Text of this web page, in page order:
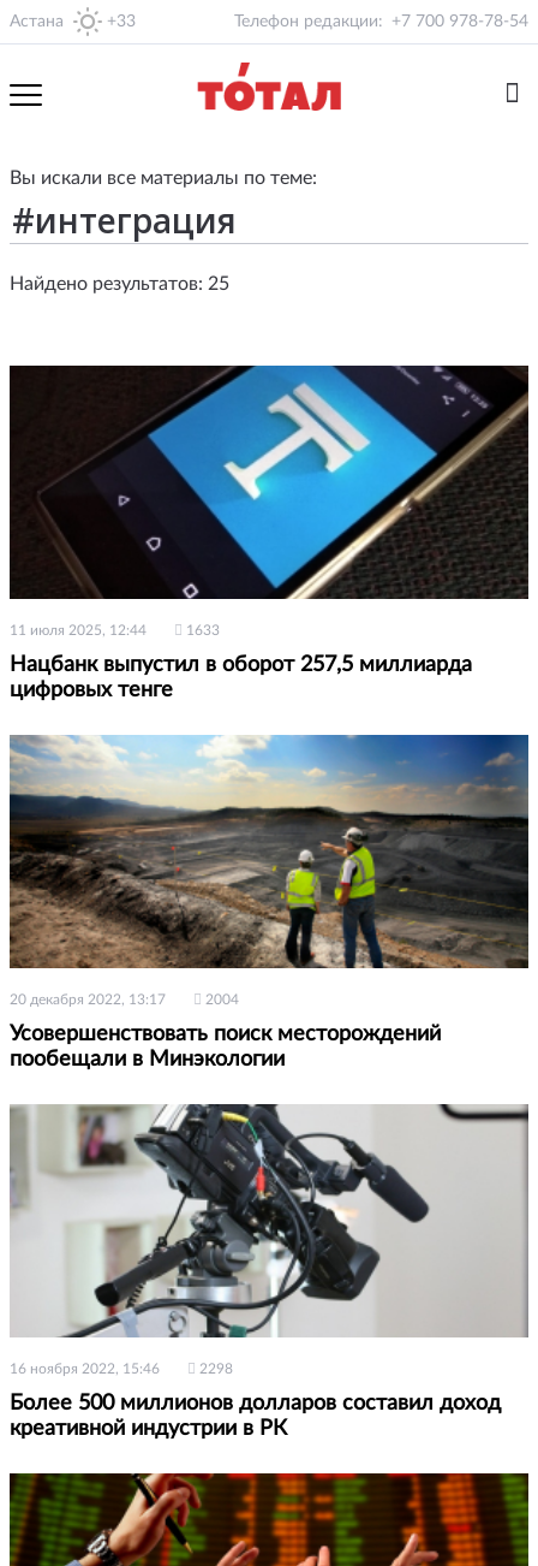
Астана +33 Телефон редакции: +7 700 978-78-54
Вы искали все материалы по теме:
Найдено результатов: 25
11 июля 2025, 12:44 1633
Нацбанк выпустил в оборот 257,5 миллиарда
цифровых тенге
20 декабря 2022, 13:17 2004
Усовершенствовать поиск месторождений
пообещали в Минэкологии
16 ноября 2022, 15:46 2298
Более 500 миллионов долларов составил доход
креативной индустрии в РК